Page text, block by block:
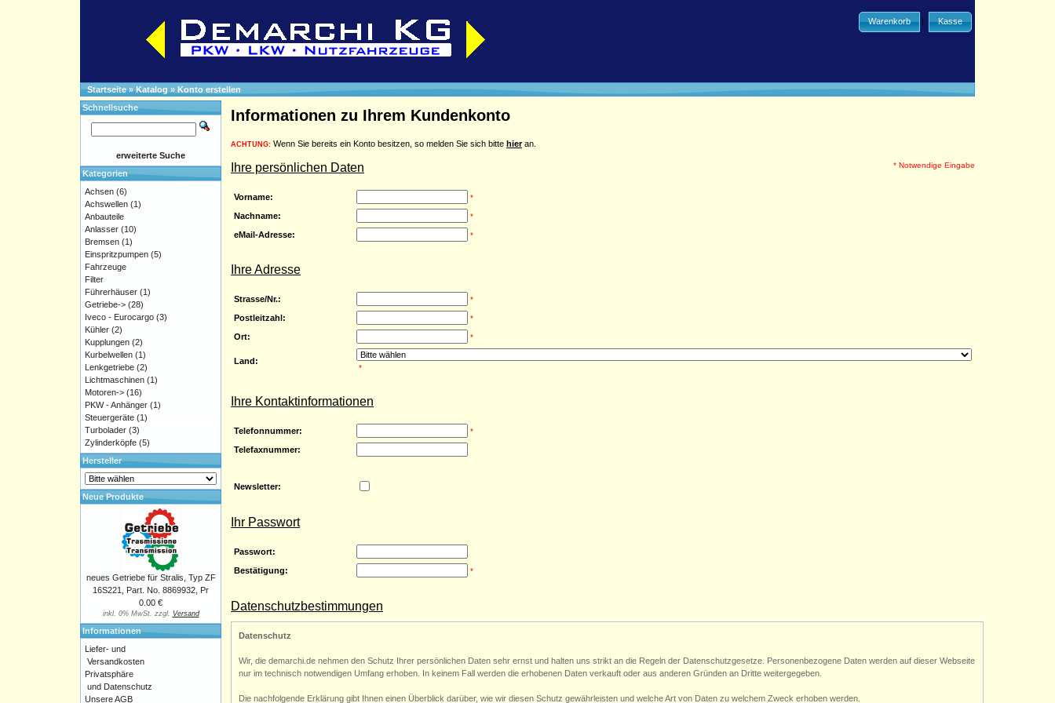
Warenkorb | Kasse
Startseite»Katalog » Konto erstellen
Informationen zu Ihrem Kundenkonto
ACHTUNG: Wenn Sie bereits ein Konto besitzen, so melden Sie sich bitte hieran.
* Notwendige Eingabe
Ihre persönlichen Daten
Vorname: *
Nachname: *
eMail-Adresse: *
Ihre Adresse
Strasse/Nr.: *
Postleitzahl: *
Ort: *
Land:
*
Ihre Kontaktinformationen
Telefonnummer: *
Telefaxnummer:
Newsletter:
Ihr Passwort
Passwort:
Bestätigung:
*
Datenschutzbestimmungen
Datenschutz
Wir, die demarchi.de nehmen den Schutz Ihrer persönlichen Daten sehr ernst und halten uns strikt an die Regeln der Datenschutzgesetze. Personenbezogene Daten werden auf dieser Webseite
nur im technisch notwendigen Umfang erhoben. In keinem Fall werden die erhobenen Daten verkauft oder aus anderen Gründen an Dritte weitergegeben.
Die nachfolgende Erklärung gibt Ihnen einen Überblick darüber, wie wir diesen Schutz gewährleisten und welche Art von Daten zu welchem Zweck erhoben werden.
Schnellsuche
erweiterte Suche
Kategorien
Achsen (6)
Achswellen (1)
Anbauteile
Anlasser (10)
Bremsen (1)
Einspritzpumpen (5)
Fahrzeuge
Filter
Führerhäuser (1)
Getriebe-> (28)
Iveco - Eurocargo (3)
Kühler (2)
Kupplungen (2)
Kurbelwellen (1)
Lenkgetriebe (2)
Lichtmaschinen (1)
Motoren-> (16)
PKW - Anhänger (1)
Steuergeräte (1)
Turbolader (3)
Zylinderköpfe (5)
Hersteller
Neue Produkte
neues Getriebe für Stralis, Typ ZF
16S221, Part. No. 8869932, Pr
0.00 €
inkl. 0% MwSt. zzgl. Versand
Informationen
Liefer- und
Versandkosten
Privatsphäre
und Datenschutz
Unsere AGB